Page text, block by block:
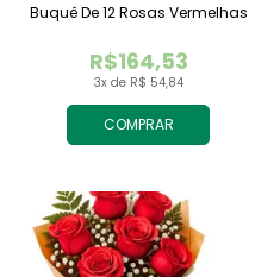
COMPRAR
3x de R$ 54,84
R$164,53
Buquê De 12 Rosas Vermelhas